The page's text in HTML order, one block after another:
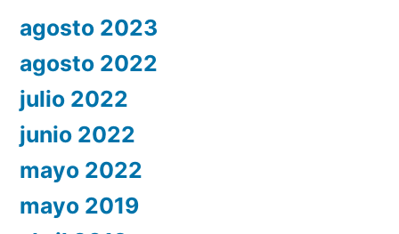
agosto 2023
agosto 2022
julio 2022
junio 2022
mayo 2022
mayo 2019